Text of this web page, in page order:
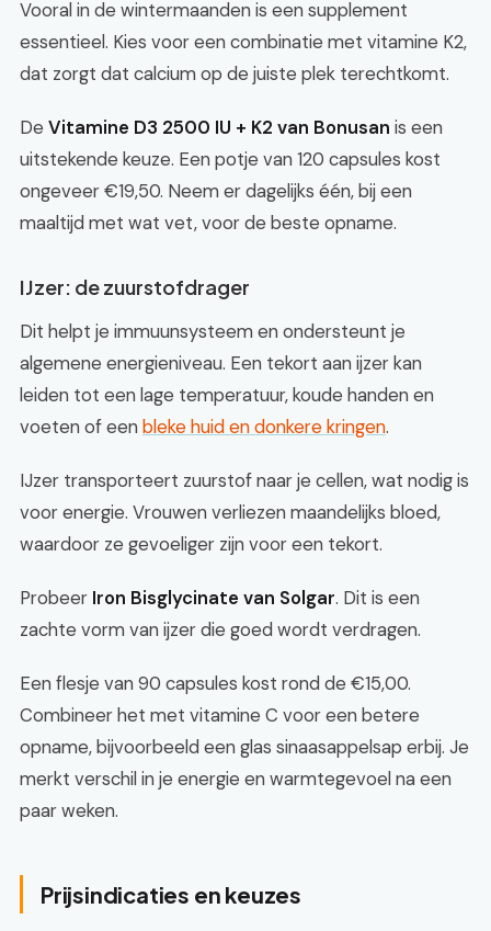
Vooral in de wintermaanden is een supplement
essentieel. Kies voor een combinatie met vitamine K2,
dat zorgt dat calcium op de juiste plek terechtkomt.
De Vitamine D3 2500 IU + K2 van Bonusan is een
uitstekende keuze. Een potje van 120 capsules kost
ongeveer €19,50. Neem er dagelijks één, bij een
maaltijd met wat vet, voor de beste opname.
IJzer: de zuurstofdrager
Dit helpt je immuunsysteem en ondersteunt je
algemene energieniveau. Een tekort aan ijzer kan
leiden tot een lage temperatuur, koude handen en
voeten of eenbleke huid en donkere kringen.
IJzer transporteert zuurstof naar je cellen, wat nodig is
voor energie. Vrouwen verliezen maandelijks bloed,
waardoor ze gevoeliger zijn voor een tekort.
Probeer Iron Bisglycinate van Solgar. Dit is een
zachte vorm van ijzer die goed wordt verdragen.
Een flesje van 90 capsules kost rond de €15,00.
Combineer het met vitamine C voor een betere
opname, bijvoorbeeld een glas sinaasappelsap erbij. Je
merkt verschil in je energie en warmtegevoel na een
paar weken.
Prijsindicaties en keuzes